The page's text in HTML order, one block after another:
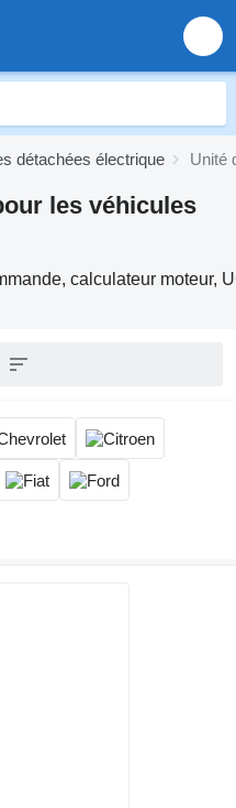
détachées électrique Unité
les véhicules
calculateur moteur,